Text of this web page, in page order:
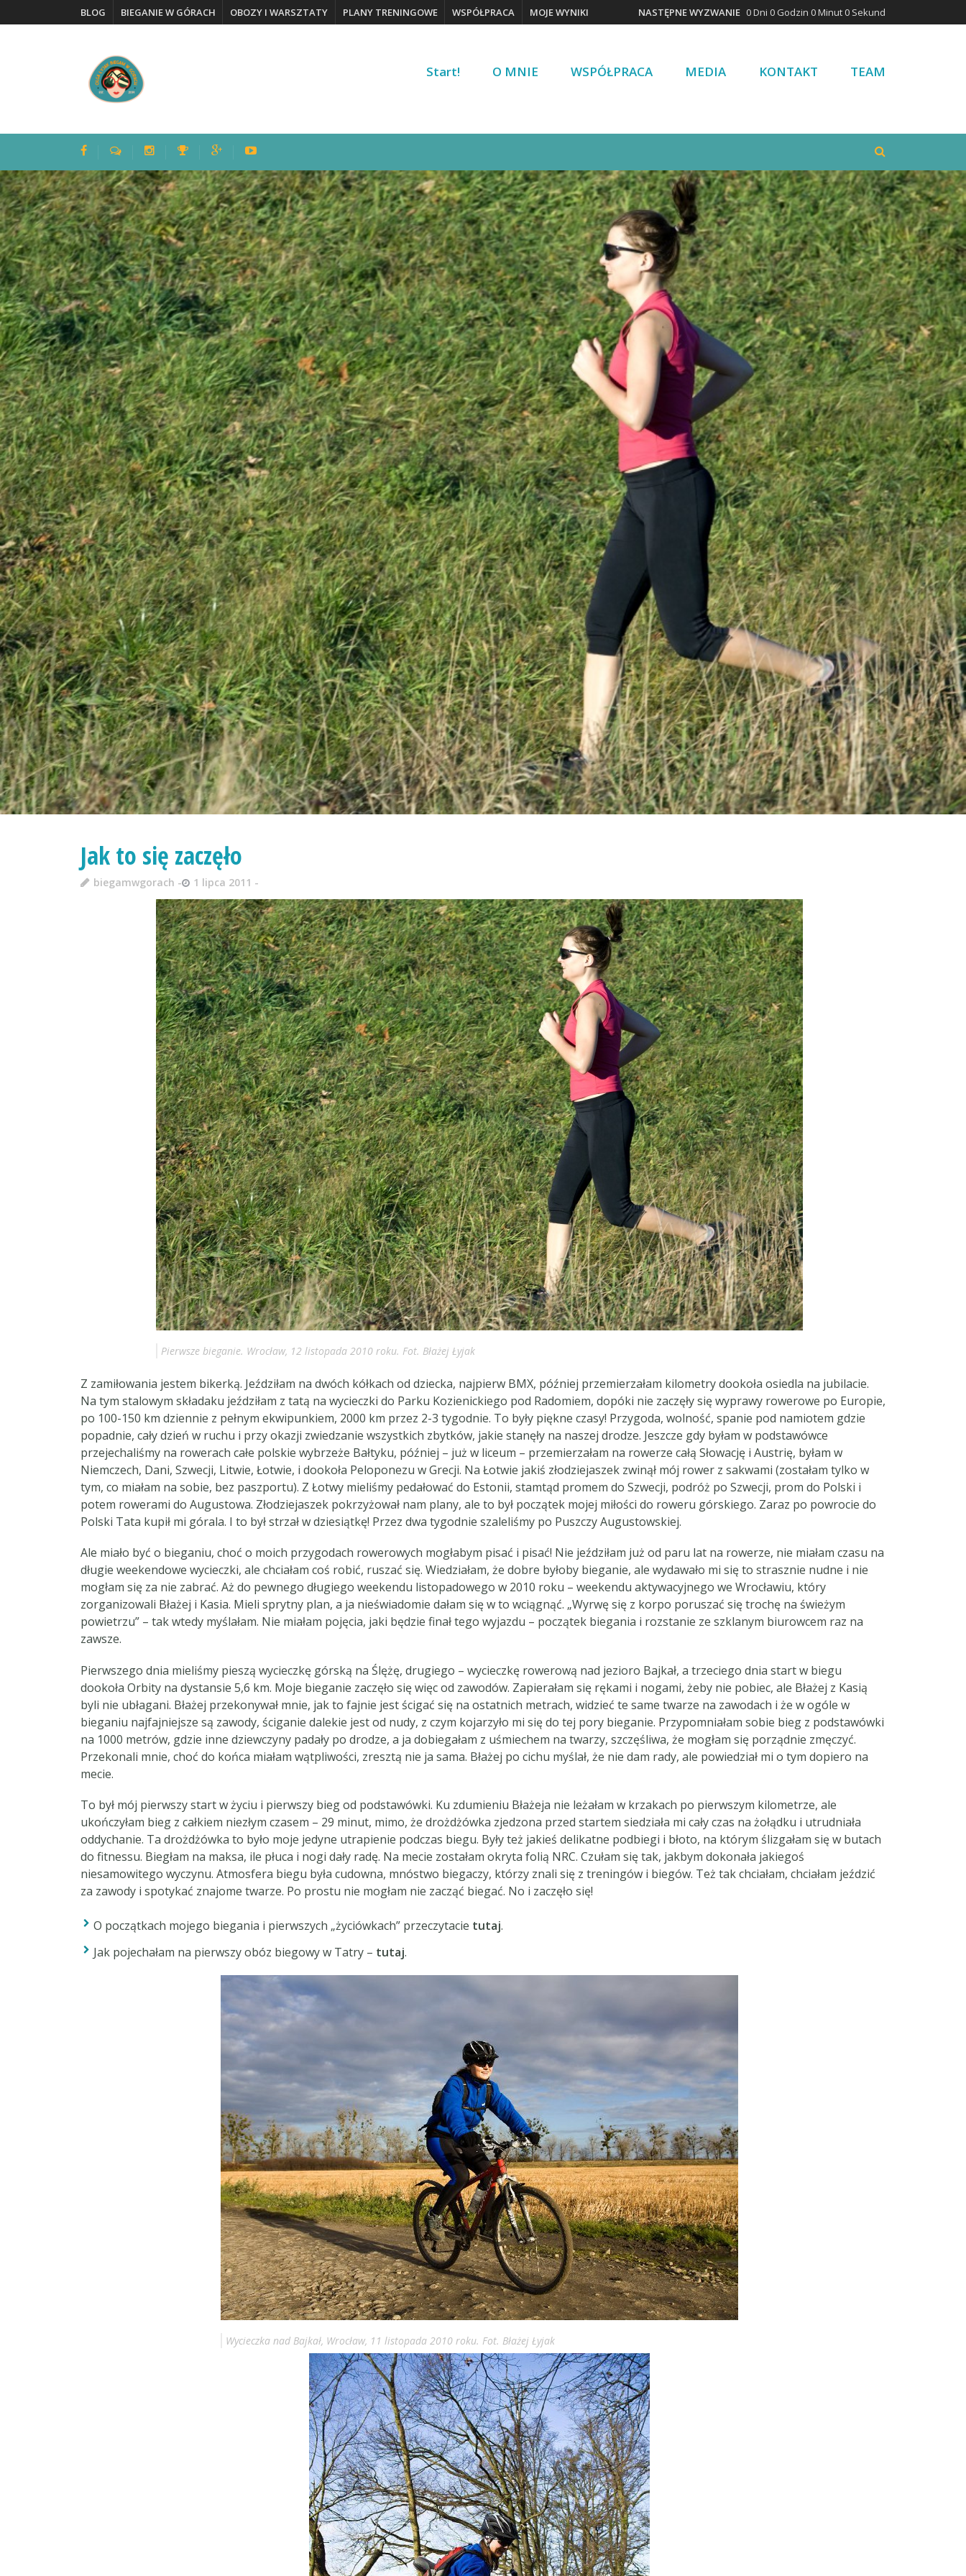
BLOG BIEGANIE W GÓRACH OBOZY I WARSZTATY PLANY TRENINGOWE WSPÓŁPRACA MOJE WYNIKI NASTĘPNE WYZWANIE 0 Dni 0 Godzin 0 Minut 0 Sekund
Start! O MNIE WSPÓŁPRACA MEDIA KONTAKT TEAM
Jak to się zaczęło
biegamwgorach 1 lipca 2011
Pierwsze bieganie. Wrocław, 12 listopada 2010 roku. Fot. Błażej Łyjak
Z zamiłowania jestem bikerką. Jeździłam na dwóch kółkach od dziecka, najpierw BMX, później przemierzałam kilometry dookoła osiedla na jubilacie.
Na tym stalowym składaku jeździłam z tatą na wycieczki do Parku Kozienickiego pod Radomiem, dopóki nie zaczęły się wyprawy rowerowe po Europie,
po 100-150 km dziennie z pełnym ekwipunkiem, 2000 km przez 2-3 tygodnie. To były piękne czasy! Przygoda, wolność, spanie pod namiotem gdzie
popadnie, cały dzień w ruchu i przy okazji zwiedzanie wszystkich zbytków, jakie stanęły na naszej drodze. Jeszcze gdy byłam w podstawówce
przejechaliśmy na rowerach całe polskie wybrzeże Bałtyku, później – już w liceum – przemierzałam na rowerze całą Słowację i Austrię, byłam w
Niemczech, Dani, Szwecji, Litwie, Łotwie, i dookoła Peloponezu w Grecji. Na Łotwie jakiś złodziejaszek zwinął mój rower z sakwami (zostałam tylko w
tym, co miałam na sobie, bez paszportu). Z Łotwy mieliśmy pedałować do Estonii, stamtąd promem do Szwecji, podróż po Szwecji, prom do Polski i
potem rowerami do Augustowa. Złodziejaszek pokrzyżował nam plany, ale to był początek mojej miłości do roweru górskiego. Zaraz po powrocie do
Polski Tata kupił mi górala. I to był strzał w dziesiątkę! Przez dwa tygodnie szaleliśmy po Puszczy Augustowskiej.
Ale miało być o bieganiu, choć o moich przygodach rowerowych mogłabym pisać i pisać! Nie jeździłam już od paru lat na rowerze, nie miałam czasu na
długie weekendowe wycieczki, ale chciałam coś robić, ruszać się. Wiedziałam, że dobre byłoby bieganie, ale wydawało mi się to strasznie nudne i nie
mogłam się za nie zabrać. Aż do pewnego długiego weekendu listopadowego w 2010 roku – weekendu aktywacyjnego we Wrocławiu, który
zorganizowali Błażej i Kasia. Mieli sprytny plan, a ja nieświadomie dałam się w to wciągnąć. „Wyrwę się z korpo poruszać się trochę na świeżym
powietrzu” – tak wtedy myślałam. Nie miałam pojęcia, jaki będzie finał tego wyjazdu – początek biegania i rozstanie ze szklanym biurowcem raz na
zawsze.
Pierwszego dnia mieliśmy pieszą wycieczkę górską na Ślężę, drugiego – wycieczkę rowerową nad jezioro Bajkał, a trzeciego dnia start w biegu
dookoła Orbity na dystansie 5,6 km. Moje bieganie zaczęło się więc od zawodów. Zapierałam się rękami i nogami, żeby nie pobiec, ale Błażej z Kasią
byli nie ubłagani. Błażej przekonywał mnie, jak to fajnie jest ścigać się na ostatnich metrach, widzieć te same twarze na zawodach i że w ogóle w
bieganiu najfajniejsze są zawody, ściganie dalekie jest od nudy, z czym kojarzyło mi się do tej pory bieganie. Przypomniałam sobie bieg z podstawówki
na 1000 metrów, gdzie inne dziewczyny padały po drodze, a ja dobiegałam z uśmiechem na twarzy, szczęśliwa, że mogłam się porządnie zmęczyć.
Przekonali mnie, choć do końca miałam wątpliwości, zresztą nie ja sama. Błażej po cichu myślał, że nie dam rady, ale powiedział mi o tym dopiero na
mecie.
To był mój pierwszy start w życiu i pierwszy bieg od podstawówki. Ku zdumieniu Błażeja nie leżałam w krzakach po pierwszym kilometrze, ale
ukończyłam bieg z całkiem niezłym czasem – 29 minut, mimo, że drożdżówka zjedzona przed startem siedziała mi cały czas na żołądku i utrudniała
oddychanie. Ta drożdżówka to było moje jedyne utrapienie podczas biegu. Były też jakieś delikatne podbiegi i błoto, na którym ślizgałam się w butach
do fitnessu. Biegłam na maksa, ile płuca i nogi dały radę. Na mecie zostałam okryta folią NRC. Czułam się tak, jakbym dokonała jakiegoś
niesamowitego wyczynu. Atmosfera biegu była cudowna, mnóstwo biegaczy, którzy znali się z treningów i biegów. Też tak chciałam, chciałam jeździć
za zawody i spotykać znajome twarze. Po prostu nie mogłam nie zacząć biegać. No i zaczęło się!
O początkach mojego biegania i pierwszych „życiówkach” przeczytacie tutaj.
Jak pojechałam na pierwszy obóz biegowy w Tatry – tutaj.
Wycieczka nad Bajkał, Wrocław, 11 listopada 2010 roku. Fot. Błażej Łyjak